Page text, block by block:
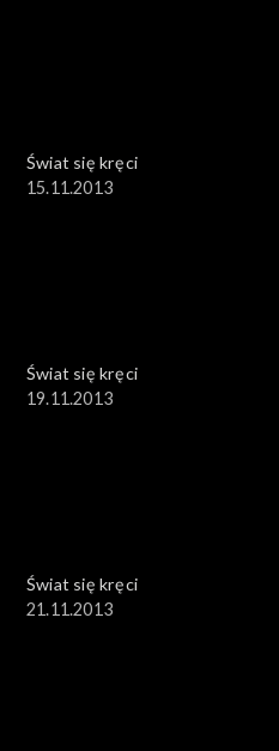
Świat się kręci
15.11.2013
Świat się kręci
19.11.2013
Świat się kręci
21.11.2013